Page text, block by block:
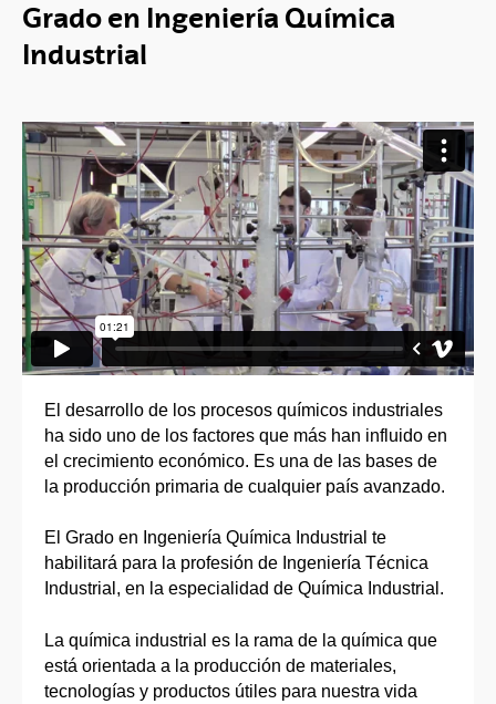
Grado en Ingeniería Química
Industrial
El desarrollo de los procesos químicos industriales
ha sido uno de los factores que más han influido en
el crecimiento económico. Es una de las bases de
la producción primaria de cualquier país avanzado.
El Grado en Ingeniería Química Industrial te
habilitará para la profesión de Ingeniería Técnica
Industrial, en la especialidad de Química Industrial.
La química industrial es la rama de la química que
está orientada a la producción de materiales,
tecnologías y productos útiles para nuestra vida